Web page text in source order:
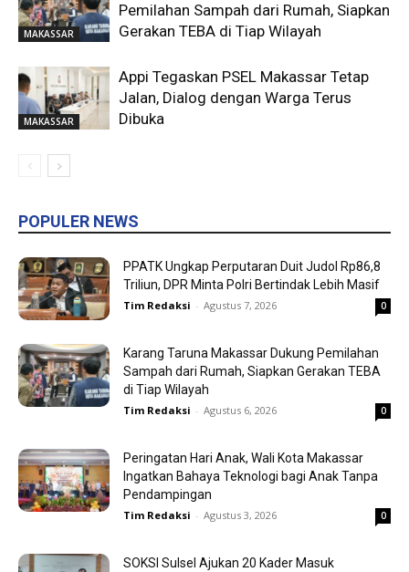
MAKASSAR
Pemilahan Sampah dari Rumah, Siapkan
Gerakan TEBA di Tiap Wilayah
MAKASSAR
Appi Tegaskan PSEL Makassar Tetap
Jalan, Dialog dengan Warga Terus
Dibuka
POPULER NEWS
PPATK Ungkap Perputaran Duit Judol Rp86,8
Triliun, DPR Minta Polri Bertindak Lebih Masif
Tim Redaksi - Agustus 7, 2026 0
Karang Taruna Makassar Dukung Pemilahan
Sampah dari Rumah, Siapkan Gerakan TEBA
di Tiap Wilayah
Tim Redaksi - Agustus 6, 2026 0
Peringatan Hari Anak, Wali Kota Makassar
Ingatkan Bahaya Teknologi bagi Anak Tanpa
Pendampingan
Tim Redaksi - Agustus 3, 2026 0
SOKSI Sulsel Ajukan 20 Kader Masuk